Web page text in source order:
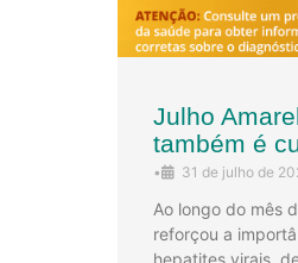
Julho
também é
• 31 de julho de
Ao longo do mês
reforçou a